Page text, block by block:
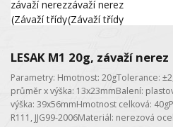
LESAK M1 20g, závaží nerez
Parametry: Hmotnost: 20gTolerance:
průměr x výška: 13x23mmBalení:
výška: 39x56mmHmotnost celková:
R111, JJG99-2006Materiál: nerezová